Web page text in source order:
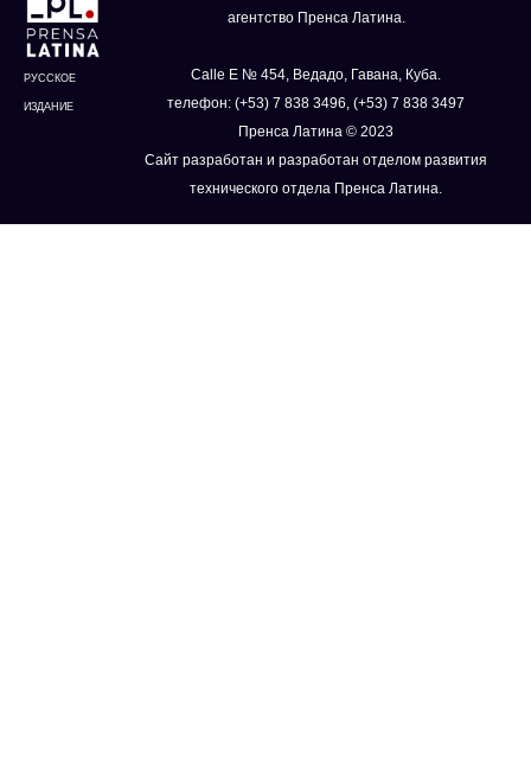
РУССКОЕ
ИЗДАНИЕ
агентство Пренса Латина.
Calle E № 454, Ведадо, Гавана, Куба.
телефон: (+53) 7 838 3496, (+53) 7 838 3497
Пренса Латина © 2023
Сайт разработан и разработан отделом развития
технического отдела Пренса Латина.